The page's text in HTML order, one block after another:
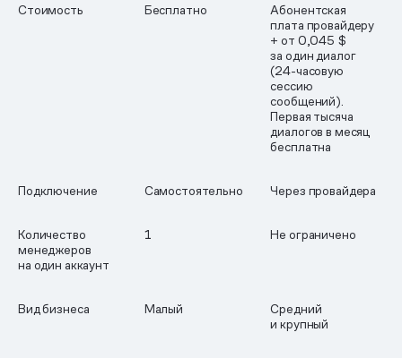
Стоимость Бесплатно
Абонентская
плата провайдеру
+ от 0,045 $
за один диалог
(24-часовую
сессию
сообщений).
Первая тысяча
диалогов в месяц
бесплатна
Подключение Самостоятельно Через провайдера
Количество
менеджеров
на один аккаунт
1 Не ограничено
Вид бизнеса Малый
Средний
и крупный